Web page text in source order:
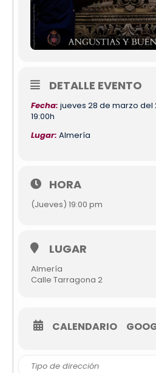
DETALLE EVENTO
Fecha: jueves 28 de marzo del
19:00h
Lugar: Almería
HORA
(Jueves) 19:00 pm
LUGAR
Almería
Calle Tarragona 2
CALENDARIO